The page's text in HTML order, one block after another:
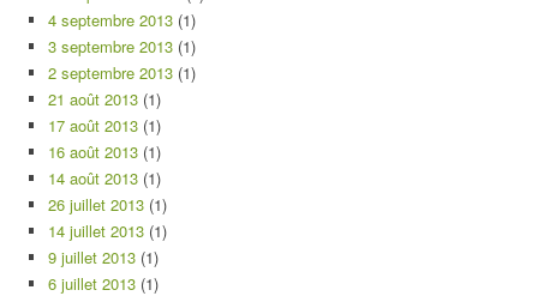
4 septembre 2013 (1)
3 septembre 2013 (1)
2 septembre 2013 (1)
21 août 2013 (1)
17 août 2013 (1)
16 août 2013 (1)
14 août 2013 (1)
26 juillet 2013 (1)
14 juillet 2013 (1)
9 juillet 2013 (1)
6 juillet 2013 (1)